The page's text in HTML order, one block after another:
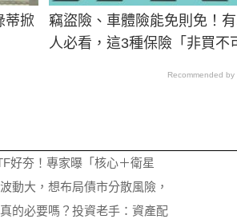
蒂掀
竊盜險、車體險能免則免！
人必看，這3種保險「非買不
Recommended by
好夯！專家曝「核心＋衛星
動大，想布局債市分散風險，
的必要嗎？投資老手：資產配